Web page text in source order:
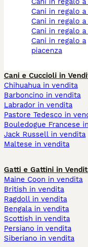
cani in regalo
cani in regalo
cani in regalo
cani in regalo a
piacenza
Cani e Cuccioli in
Chihuahua in vendita
Barboncino in vendita
Labrador in vendita
Pastore Tedesco in
Bouledogue Francese
Jack Russell in vendita
Maltese in vendita
Gatti e Gattini in
Maine Coon in vendita
British in vendita
Ragdoll in vendita
Bengala in vendita
Scottish in vendita
Persiano in vendita
Siberiano in vendita